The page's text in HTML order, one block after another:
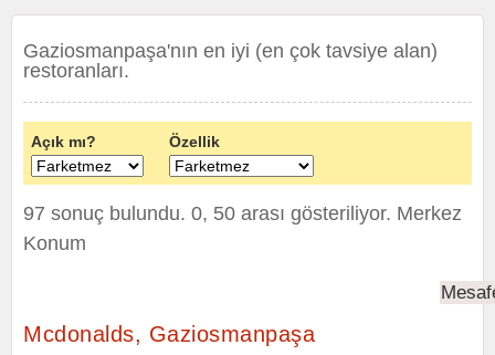
Gaziosmanpaşa'nın en iyi (en çok tavsiye alan)
restoranları.
Açık mı? Özellik
97 sonuç bulundu. 0, 50 arası gösteriliyor. Merkez
Konum
Mcdonalds, Gaziosmanpaşa